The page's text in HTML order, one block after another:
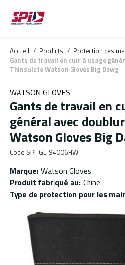
Aller au contenu principal
Skip to menu
Skip to footer
Accueil / Produits / Protection des
Gants de travail en cuir à usage
Thinsulate Watson Gloves Big Dawg
WATSON GLOVES
Gants de travail en
général avec
Watson Gloves Big
Code SPI: GL-94006HW
Marque: Watson Gloves
Produit fabriqué au: Chine
Type de protection pour les